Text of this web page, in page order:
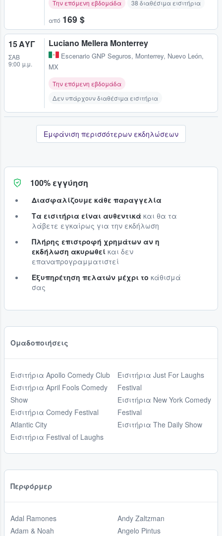
Την επόμενη εβδομάδα 38 διαθέσιμα εισιτήρια
από 169 $
15 ΑΥΓ
ΣΆΒ
9:00 μ.μ.
Luciano Mellera Monterrey
Escenario GNP Seguros, Monterrey, Nuevo León,
MX
Την επόμενη εβδομάδα
Δεν υπάρχουν διαθέσιμα εισιτήρια
Εμφάνιση περισσότερων εκδηλώσεων
100% εγγύηση
Διασφαλίζουμε κάθε παραγγελία
Τα εισιτήρια είναι αυθεντικά και θα τα
λάβετε εγκαίρως για την εκδήλωση
Πλήρης επιστροφή χρημάτων αν η
εκδήλωση ακυρωθεί και δεν
επαναπρογραμματιστεί
Εξυπηρέτηση πελατών μέχρι το κάθισμά
σας
Ομαδοποιήσεις
Εισιτήρια Apollo Comedy Club
Εισιτήρια April Fools Comedy
Show
Εισιτήρια Comedy Festival
Atlantic City
Εισιτήρια Festival of Laughs
Εισιτήρια Just For Laughs
Festival
Εισιτήρια New York Comedy
Festival
Εισιτήρια The Daily Show
Περφόρμερ
Adal Ramones
Adam & Noah
Andy Zaltzman
Angelo Pintus